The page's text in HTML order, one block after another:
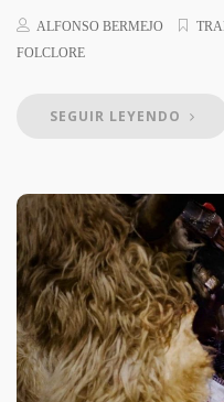
ALFONSO BERMEJO
FOLCLORE
SEGUIR LEYENDO